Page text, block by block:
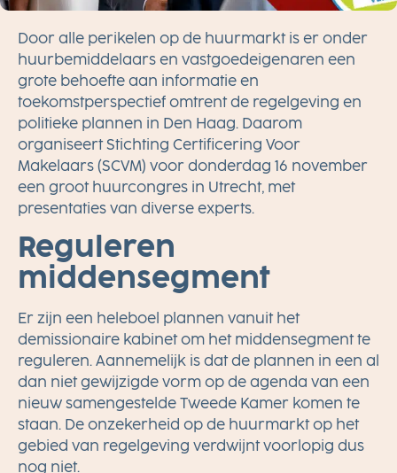
Door alle perikelen op de huurmarkt is er onder
huurbemiddelaars en vastgoedeigenaren een
grote behoefte aan informatie en
toekomstperspectief omtrent de regelgeving en
politieke plannen in Den Haag. Daarom
organiseert Stichting Certificering Voor
Makelaars (SCVM) voor donderdag 16 november
een groot huurcongres in Utrecht, met
presentaties van diverse experts.
Reguleren
middensegment
Er zijn een heleboel plannen vanuit het
demissionaire kabinet om het middensegment te
reguleren. Aannemelijk is dat de plannen in een al
dan niet gewijzigde vorm op de agenda van een
nieuw samengestelde Tweede Kamer komen te
staan. De onzekerheid op de huurmarkt op het
gebied van regelgeving verdwijnt voorlopig dus
nog niet.